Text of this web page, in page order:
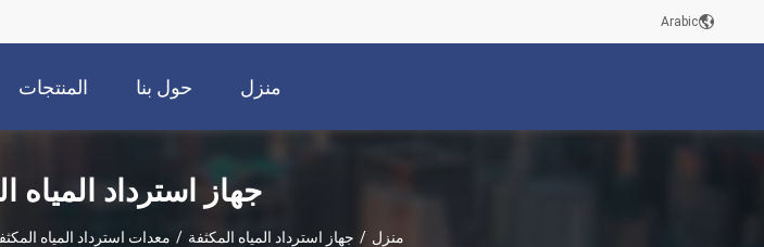
Arabic
منزل حول بنا المنتجات
جهاز استرداد المياه
منزل / جهاز استرداد المياه المكثفة / معدات استرداد المياه